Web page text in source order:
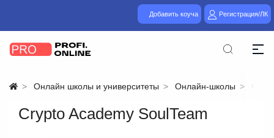
Добавить коуча Регистрация/ЛК
Онлайн школы и университеты Онлайн-школы
Crypto Academy SoulTeam